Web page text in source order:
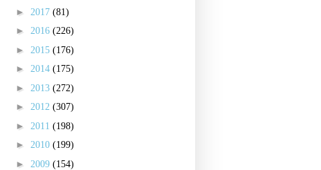
► 2017 (81)
► 2016 (226)
► 2015 (176)
► 2014 (175)
► 2013 (272)
► 2012 (307)
► 2011 (198)
► 2010 (199)
► 2009 (154)